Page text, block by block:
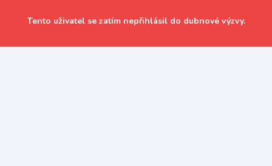
Tento uživatel se zatím nepřihlásil do dubnové výzvy.